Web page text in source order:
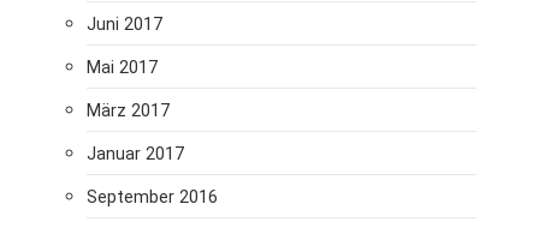
Juni 2017
Mai 2017
März 2017
Januar 2017
September 2016